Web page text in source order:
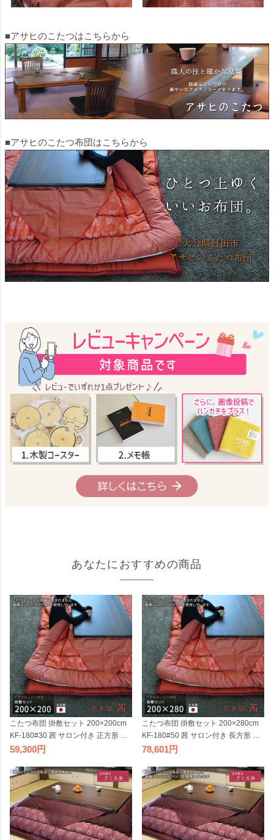
■アサヒのこたつはこちらから
■アサヒのこたつ布団はこちらから
あなたにおすすめの商品
こたつ布団 掛敷セット 200×200cm
KF-180#30 茜 サロン付き 正方形 草
木染 掛け布団 厚い オレンジ サーモ
国産
59,300
こたつ布団 掛敷セット 200×280cm
KF-180#50 茜 サロン付き 長方形 草
木染 掛け布団 厚い 厚敷き布団 オレ
サヒ 日本製 国産
78,601